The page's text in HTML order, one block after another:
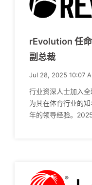
rEvolution 任
副总裁
Jul 28, 2025 10:07
行业资深人士加入全
为其在体育行业的
年的领导经验。